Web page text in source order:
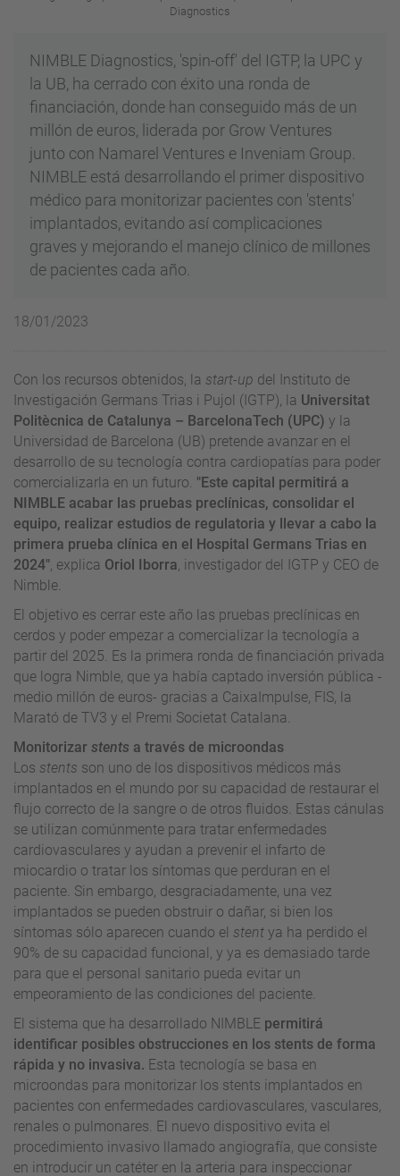
Diagnostics
NIMBLE Diagnostics, 'spin-off' del IGTP, la UPC y
la UB, ha cerrado con éxito una ronda de
financiación, donde han conseguido más de un
millón de euros, liderada por Grow Ventures
junto con Namarel Ventures e Inveniam Group.
NIMBLE está desarrollando el primer dispositivo
médico para monitorizar pacientes con 'stents'
implantados, evitando así complicaciones
graves y mejorando el manejo clínico de millones
de pacientes cada año.
18/01/2023
Con los recursos obtenidos, la start-up del Instituto de
Investigación Germans Trias i Pujol (IGTP), la Universitat
Politècnica de Catalunya – BarcelonaTech (UPC) y la
Universidad de Barcelona (UB) pretende avanzar en el
desarrollo de su tecnología contra cardiopatías para poder
comercializarla en un futuro. "Este capital permitirá a
NIMBLE acabar las pruebas preclínicas, consolidar el
equipo, realizar estudios de regulatoria y llevar a cabo la
primera prueba clínica en el Hospital Germans Trias en
2024", explica Oriol Iborra, investigador del IGTP y CEO de
Nimble.
El objetivo es cerrar este año las pruebas preclínicas en
cerdos y poder empezar a comercializar la tecnología a
partir del 2025. Es la primera ronda de financiación privada
que logra Nimble, que ya había captado inversión pública -
medio millón de euros- gracias a CaixaImpulse, FIS, la
Marató de TV3 y el Premi Societat Catalana.
Monitorizar stents a través de microondas
Los stents son uno de los dispositivos médicos más
implantados en el mundo por su capacidad de restaurar el
flujo correcto de la sangre o de otros fluidos. Estas cánulas
se utilizan comúnmente para tratar enfermedades
cardiovasculares y ayudan a prevenir el infarto de
miocardio o tratar los síntomas que perduran en el
paciente. Sin embargo, desgraciadamente, una vez
implantados se pueden obstruir o dañar, si bien los
síntomas sólo aparecen cuando el stent ya ha perdido el
90% de su capacidad funcional, y ya es demasiado tarde
para que el personal sanitario pueda evitar un
empeoramiento de las condiciones del paciente.
El sistema que ha desarrollado NIMBLE permitirá
identificar posibles obstrucciones en los stents de forma
rápida y no invasiva. Esta tecnología se basa en
microondas para monitorizar los stents implantados en
pacientes con enfermedades cardiovasculares, vasculares,
renales o pulmonares. El nuevo dispositivo evita el
procedimiento invasivo llamado angiografía, que consiste
en introducir un catéter en la arteria para inspeccionar